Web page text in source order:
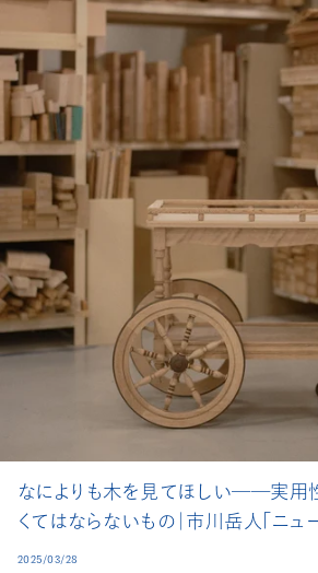
なによりも木を見てほしい──実用
くてはならないもの｜市川岳人「ニュ
2025/03/28